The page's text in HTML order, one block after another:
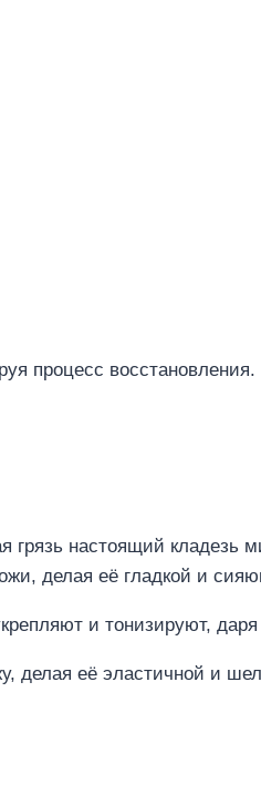
процесс восстановления.
грязь настоящий кладезь
делая её гладкой и
и тонизируют,
делая её эластичной и